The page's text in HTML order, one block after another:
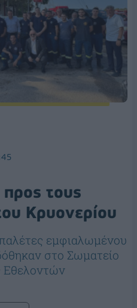
τους
Κρυονερίου
εμφιαλωμένου
στο Σωματείο
Εθελοντών